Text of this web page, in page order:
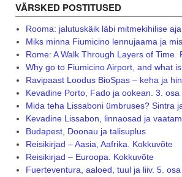
VÄRSKED POSTITUSED
Rooma: jalutuskäik läbi mitmekihilise
Miks minna Fiumicino lennujaama ja
Rome: A Walk Through Layers of Time.
Why go to Fiumicino Airport, and what
Ravipaast Loodus BioSpas – keha ja
Kevadine Porto, Fado ja ookean. 3. osa
Mida teha Lissaboni ümbruses? Sintra
Kevadine Lissabon, linnaosad ja
Budapest, Doonau ja talisuplus
Reisikirjad – Aasia, Aafrika. Kokkuvõte
Reisikirjad – Euroopa. Kokkuvõte
Fuerteventura, aaloed, tuul ja liiv. 5. osa